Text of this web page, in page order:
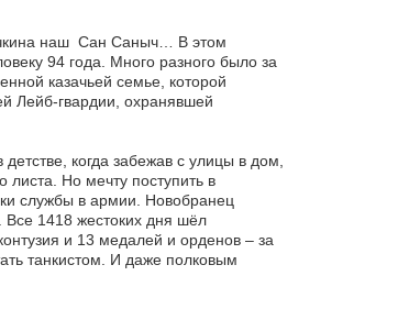
наш Сан Саныч… В этом
94 года. Много разного было за
казачьей семье, которой
Лейб-гвардии, охранявшей
когда забежав с улицы в дом,
Но мечту поступить в
службы в армии. Новобранец
Все 1418 жестоких дня шёл
и 13 медалей и орденов – за
танкистом. И даже полковым